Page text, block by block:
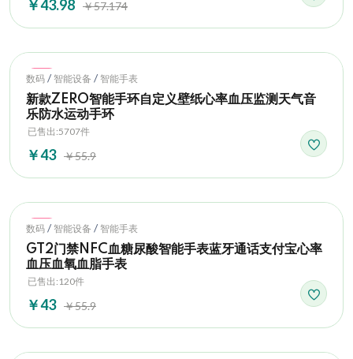
￥43.98 ￥57.174
Hot
数码 / 智能设备 / 智能手表
新款ZERO智能手环自定义壁纸心率血压监测天气音
乐防水运动手环
已售出:5707件
￥43 ￥55.9
Hot
数码 / 智能设备 / 智能手表
GT2门禁NFC血糖尿酸智能手表蓝牙通话支付宝心率
血压血氧血脂手表
已售出:120件
￥43 ￥55.9